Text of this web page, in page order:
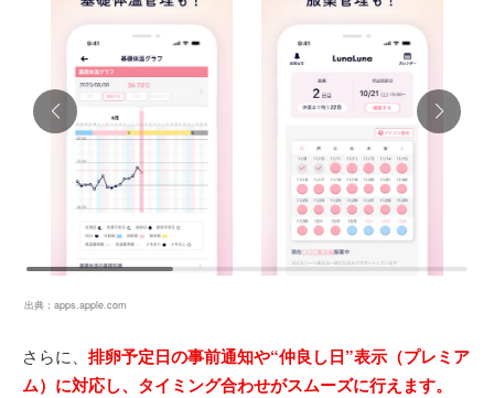
出典： apps.apple.com
さらに、 排卵予定日の事前通知や“仲良し日”表示（プレミア
ム）に対応し、タイミング合わせがスムーズに行えます。